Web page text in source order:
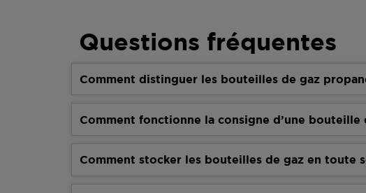
Questions fréquentes
Comment distinguer les bouteilles de gaz
Comment fonctionne la consigne d’une bouteille
Comment stocker les bouteilles de gaz en toute